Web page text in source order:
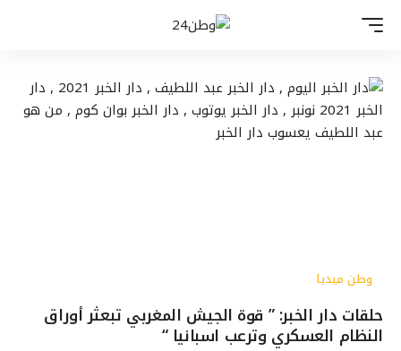
وطن ميديا
حلقات دار الخبر: ” قوة الجيش المغربي تبعثر أوراق
النظام العسكري وترعب اسبانيا “